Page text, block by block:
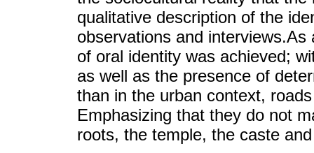
qualitative description of the
observations and
of oral identity was achieved;
as well as the presence of
than in the urban context,
Emphasizing that they do not
roots, the temple, the caste